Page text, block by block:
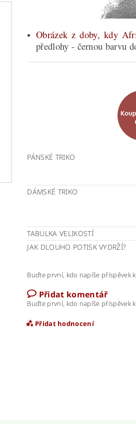
Obrázek z doby, kdy
předlohy - černou barvu
PÁNSKÉ TRIKO
DÁMSKÉ TRIKO
TABULKA VELIKOSTÍ
JAK DLOUHO POTISK VYDRŽÍ?
Buďte první, kdo napíše příspěvek
Přidat komentář
Buďte první, kdo napíše příspěvek
Přidat hodnocení